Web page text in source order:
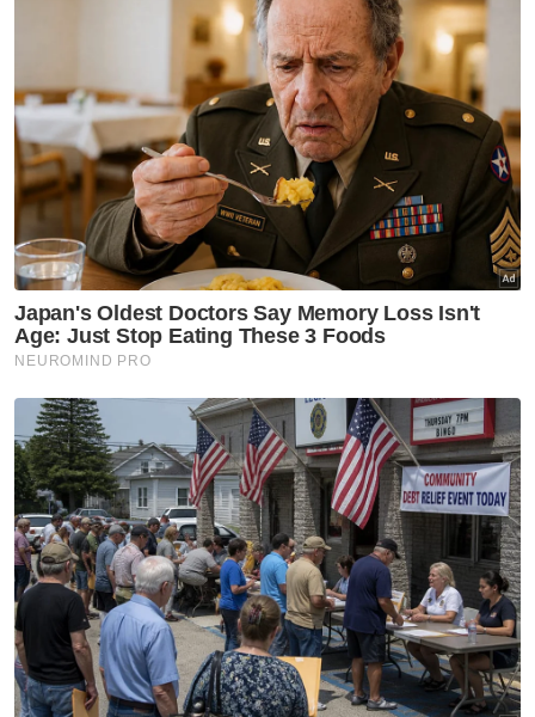
hujung tahun ini - Pakar
Agong titah Kuala Lumpur milik semua rakyat -